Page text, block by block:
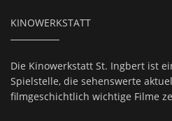
KINOWERKSTATT
Die Kinowerkstatt St. Ingbert ist
Spielstelle, die sehenswerte
filmgeschichtlich wichtige Filme